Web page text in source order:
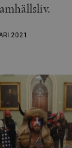
2021